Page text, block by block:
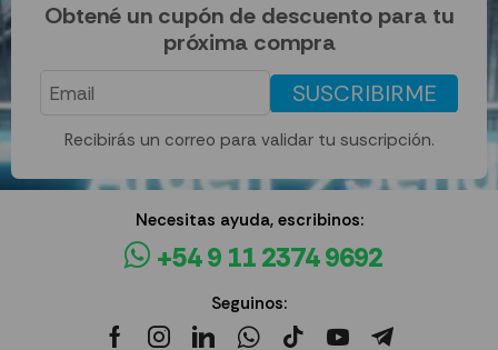
Obtené un cupón de descuento para tu
próxima compra
SUSCRIBIRME
Recibirás un correo para validar tu suscripción.
Necesitas ayuda, escribinos:
+54 9 11 2374 9692
Seguinos: